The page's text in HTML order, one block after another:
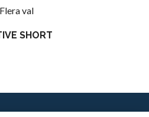
Flera val
SHORT